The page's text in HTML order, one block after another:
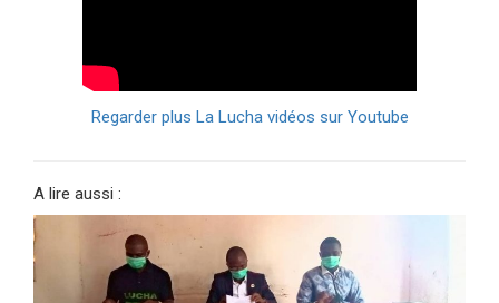
Regarder plus La Lucha vidéos sur Youtube
A lire aussi :